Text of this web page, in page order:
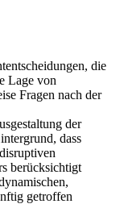
die
Lage von
Fragen nach der
der
dass
berücksichtigt
getroffen